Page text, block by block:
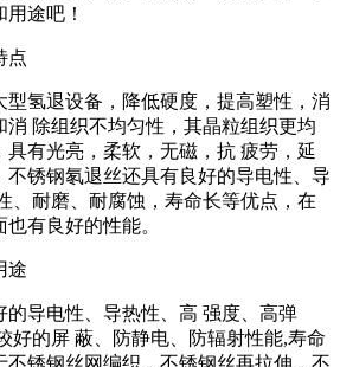
途吧！
点
型氢退设备，降低硬度，提高塑性，消
消 除组织不均匀性，其晶粒组织更均
具有光亮，柔软，无磁，抗 疲劳，延
不锈钢氡退丝还具有良好的导电性、导
、耐磨、耐腐蚀，寿命长等优点，在
有良好的性能。
途
的导电性、导热性、高 强度、高弹
好的屏 蔽、防静电、防辐射性能,寿命
不锈钢丝网编织，不锈钢丝再拉伸，不